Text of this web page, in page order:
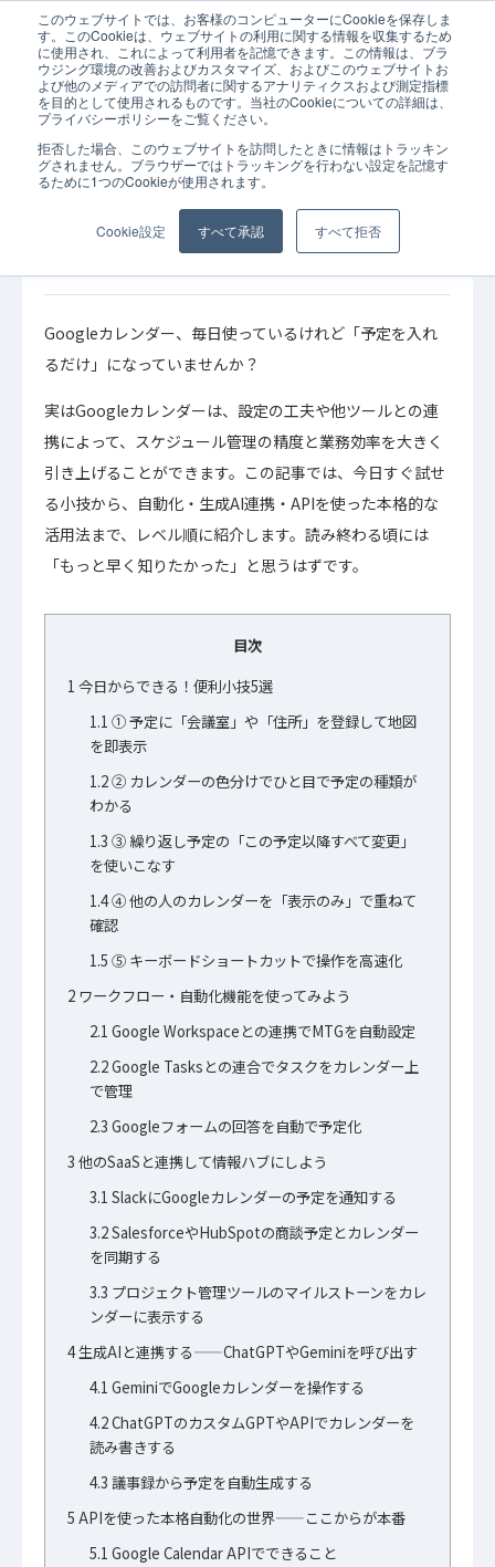
このウェブサイトでは、お客様のコンピューターにCookieを保存しま
す。このCookieは、ウェブサイトの利用に関する情報を収集するため
に使用され、これによって利用者を記憶できます。この情報は、ブラ
ウジング環境の改善およびカスタマイズ、およびこのウェブサイトお
よび他のメディアでの訪問者に関するアナリティクスおよび測定指標
を目的として使用されるものです。当社のCookieについての詳細は、
プライバシーポリシーをご覧ください。
拒否した場合、このウェブサイトを訪問したときに情報はトラッキン
グされません。ブラウザーではトラッキングを行わない設定を記憶す
るために1つのCookieが使用されます。
Cookie設定 すべて承認 すべて拒否
ホーム コラム JOINT SaaS Tips iPaaS Googleカレン
2026年05月24
日
Tips iPaaS SaaS
JOINT
コラム
Googleカレンダー活用術 生成AI連携からAPI自
動化まで｜今日からできる実践ガイド
Googleカレンダー、毎日使っているけれど「予定を入れ
るだけ」になっていませんか？
実はGoogleカレンダーは、設定の工夫や他ツールとの連
携によって、スケジュール管理の精度と業務効率を大きく
引き上げることができます。この記事では、今日すぐ試せ
る小技から、自動化・生成AI連携・APIを使った本格的な
活用法まで、レベル順に紹介します。読み終わる頃には
「もっと早く知りたかった」と思うはずです。
目次
1 今日からできる！便利小技5選
1.1 ① 予定に「会議室」や「住所」を登録して地図
を即表示
1.2② カレンダーの色分けでひと目で予定の種類が
わかる
1.3 ③ 繰り返し予定の「この予定以降すべて変更」
を使いこなす
1.4④ 他の人のカレンダーを「表示のみ」で重ねて
確認
1.5 ⑤ キーボードショートカットで操作を高速化
2 ワークフロー・自動化機能を使ってみよう
2.1 Google Workspaceとの連携でMTGを自動設定
2.2Google Tasksとの連合でタスクをカレンダー上
で管理
2.3 Googleフォームの回答を自動で予定化
3 他のSaaSと連携して情報ハブにしよう
3.1 SlackにGoogleカレンダーの予定を通知する
3.2SalesforceやHubSpotの商談予定とカレンダー
を同期する
3.3 プロジェクト管理ツールのマイルストーンをカレ
ンダーに表示する
4生成AIと連携する——ChatGPTやGeminiを呼び出す
4.1 GeminiでGoogleカレンダーを操作する
4.2ChatGPTのカスタムGPTやAPIでカレンダーを
読み書きする
4.3 議事録から予定を自動生成する
5 APIを使った本格自動化の世界——ここからが本番
5.1 Google Calendar APIでできること